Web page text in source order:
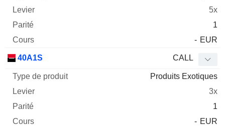
5x
1
- EUR
40A1S CALL
Produits Exotiques
3x
1
- EUR